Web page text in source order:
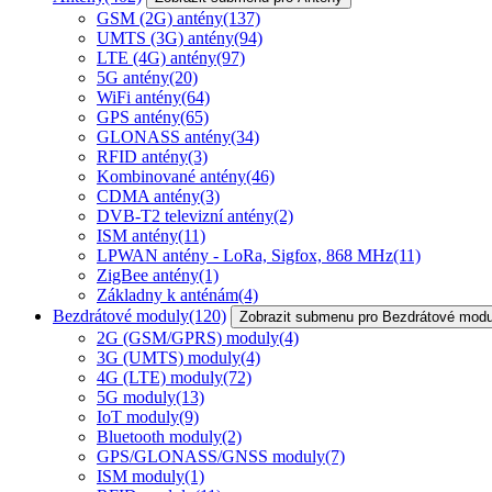
GSM (2G) antény(137)
UMTS (3G) antény(94)
LTE (4G) antény(97)
5G antény(20)
WiFi antény(64)
GPS antény(65)
GLONASS antény(34)
RFID antény(3)
Kombinované antény(46)
CDMA antény(3)
DVB-T2 televizní antény(2)
ISM antény(11)
LPWAN antény - LoRa, Sigfox, 868 MHz(11)
ZigBee antény(1)
Základny k anténám(4)
Bezdrátové moduly(120) Zobrazit submenu pro Bezdrátové
2G (GSM/GPRS) moduly(4)
3G (UMTS) moduly(4)
4G (LTE) moduly(72)
5G moduly(13)
IoT moduly(9)
Bluetooth moduly(2)
GPS/GLONASS/GNSS moduly(7)
ISM moduly(1)